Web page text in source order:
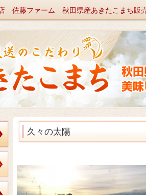
佐藤ファーム 秋田県産あきたこまち販
久々の太陽